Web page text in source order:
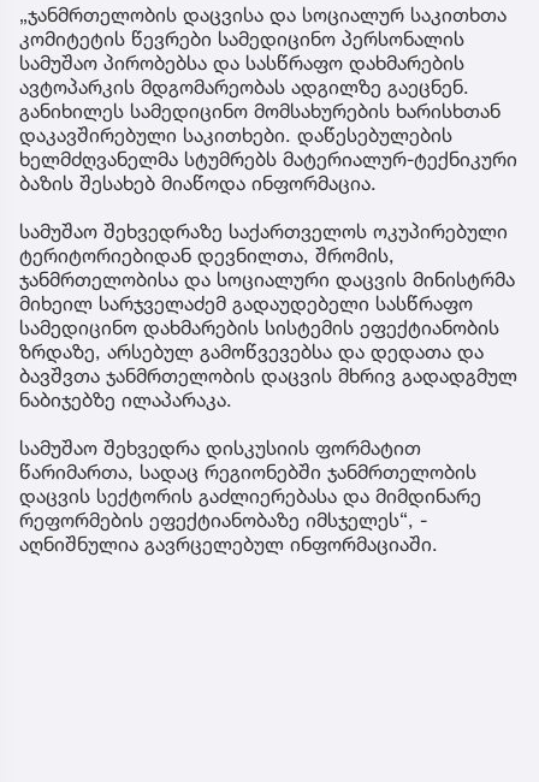
„ჯანმრთელობის დაცვისა და სოციალურ საკითხთა
კომიტეტის წევრები სამედიცინო პერსონალის
სამუშაო პირობებსა და სასწრაფო დახმარების
ავტოპარკის მდგომარეობას ადგილზე გაეცნენ.
განიხილეს სამედიცინო მომსახურების ხარისხთან
დაკავშირებული საკითხები. დაწესებულების
ხელმძღვანელმა სტუმრებს მატერიალურ-ტექნიკური
ბაზის შესახებ მიაწოდა ინფორმაცია.
სამუშაო შეხვედრაზე საქართველოს ოკუპირებული
ტერიტორიებიდან დევნილთა, შრომის,
ჯანმრთელობისა და სოციალური დაცვის მინისტრმა
მიხეილ სარჯველაძემ გადაუდებელი სასწრაფო
სამედიცინო დახმარების სისტემის ეფექტიანობის
ზრდაზე, არსებულ გამოწვევებსა და დედათა და
ბავშვთა ჯანმრთელობის დაცვის მხრივ გადადგმულ
ნაბიჯებზე ილაპარაკა.
სამუშაო შეხვედრა დისკუსიის ფორმატით
წარიმართა, სადაც რეგიონებში ჯანმრთელობის
დაცვის სექტორის გაძლიერებასა და მიმდინარე
რეფორმების ეფექტიანობაზე იმსჯელეს“, -
აღნიშნულია გავრცელებულ ინფორმაციაში.